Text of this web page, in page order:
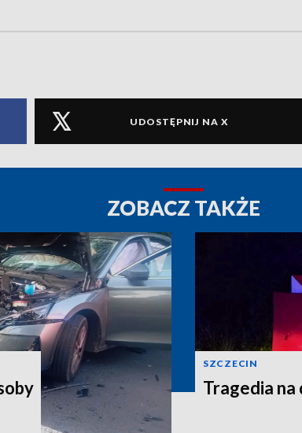
UDOSTĘPNIJ NA X
ZOBACZ TAKŻE
SZCZECIN
Tragedia na